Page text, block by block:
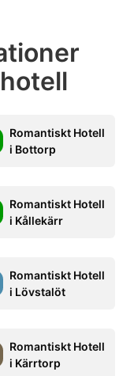
Romantiskt Hotell
i Bottorp
Romantiskt Hotell
i Kållekärr
Romantiskt Hotell
i Lövstalöt
Romantiskt Hotell
i Kärrtorp